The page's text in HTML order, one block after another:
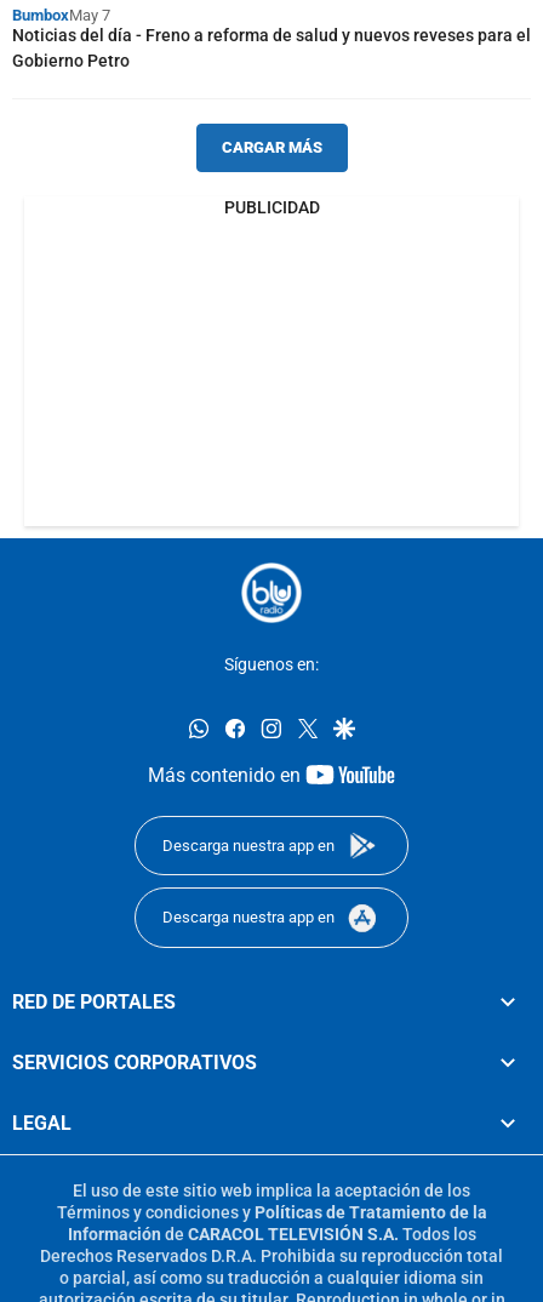
BumboxMay 7
Noticias del día - Freno a reforma de salud y nuevos reveses para el
Gobierno Petro
CARGAR MÁS
PUBLICIDAD
Síguenos en:
whatsappfacebookinstagram
twittergoogle
Más contenido en
youtube-
Descarga nuestra app en
Descarga nuestra app en
RED DE PORTALES
SERVICIOS CORPORATIVOS
LEGAL
El uso de este sitio web implica la aceptación de los
Términos y condicionesy Políticas de Tratamiento de la
Información de CARACOL TELEVISIÓN S.A. Todos los
Derechos Reservados D.R.A. Prohibida su reproducción total
o parcial, así como su traducción a cualquier idioma sin